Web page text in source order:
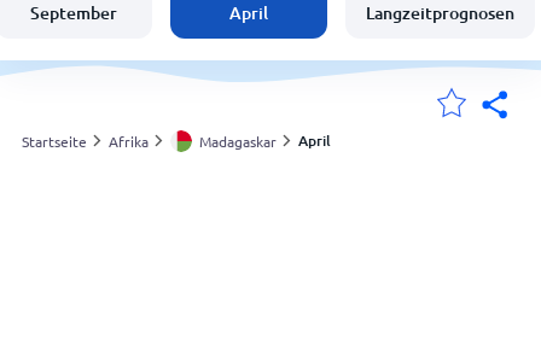
Schweiz
Deutschland
September April Langzeitprognosen
Startseite Afrika Madagaskar April